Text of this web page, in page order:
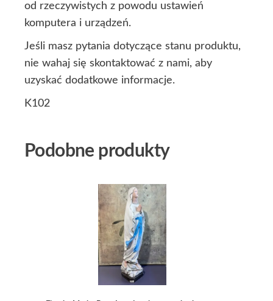
od rzeczywistych z powodu ustawień
komputera i urządzeń.
Jeśli masz pytania dotyczące stanu produktu,
nie wahaj się skontaktować z nami, aby
uzyskać dodatkowe informacje.
K102
Podobne produkty